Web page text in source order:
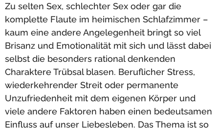
Zu selten Sex, schlechter Sex oder gar die
komplette Flaute im heimischen Schlafzimmer –
kaum eine andere Angelegenheit bringt so viel
Brisanz und Emotionalität mit sich und lässt dabei
selbst die besonders rational denkenden
Charaktere Trübsal blasen. Beruflicher Stress,
wiederkehrender Streit oder permanente
Unzufriedenheit mit dem eigenen Körper und
viele andere Faktoren haben einen bedeutsamen
Einfluss auf unser Liebesleben. Das Thema ist so